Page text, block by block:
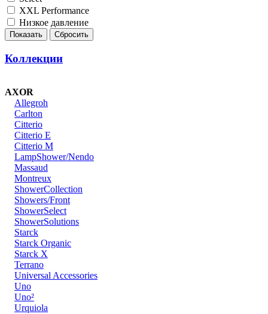
XXL Performance
Низкое давление
Коллекции
AXOR
Allegroh
Carlton
Citterio
Citterio E
Citterio M
LampShower/Nendo
Massaud
Montreux
ShowerCollection
Showers/Front
ShowerSelect
ShowerSolutions
Starck
Starck Organic
Starck X
Terrano
Universal Accessories
Uno
Uno²
Urquiola